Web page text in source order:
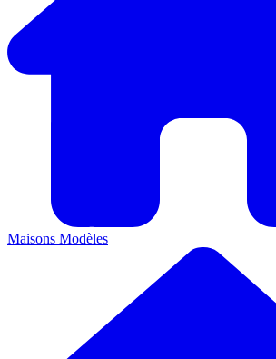
Maisons Modèles